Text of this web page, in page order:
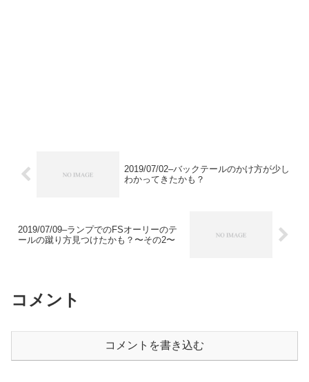
2019/07/02–バックテールのかけ方が少し
わかってきたかも？
2019/07/09–ランプでのFSオーリーのテ
ールの蹴り方見つけたかも？〜その2〜
コメント
コメントを書き込む